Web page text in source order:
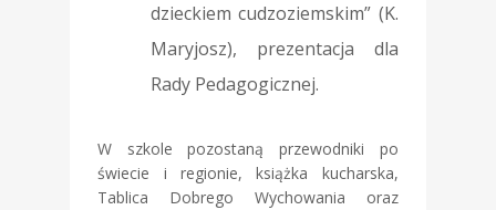
dzieckiem cudzoziemskim” (K.
Maryjosz), prezentacja dla
Rady Pedagogicznej.
W szkole pozostaną przewodniki po
świecie i regionie, książka kucharska,
Tablica Dobrego Wychowania oraz